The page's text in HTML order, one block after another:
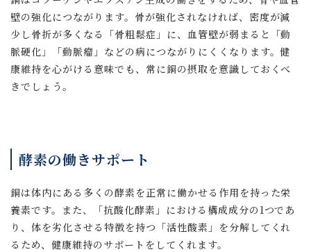
壁の強化につながります。骨が強化されなければ、密度が減
少し骨折が多くなる「骨粗鬆症」に、血管壁が弱まると「動
脈硬化」「動脈瘤」などの病につながりにくくなります。健
康維持を心がける意味でも、常に銅の摂取を意識しておくべ
きでしょう。
酵素の働きサポート
銅は体内にある多くの酵素を正常に働かせる作用を持った栄
養素です。また、「抗酸化酵素」における構成成分の1つであ
り、体を劣化させる特徴を持つ「活性酸素」を分解してくれ
るため、健康維持のサポートをしてくれます。